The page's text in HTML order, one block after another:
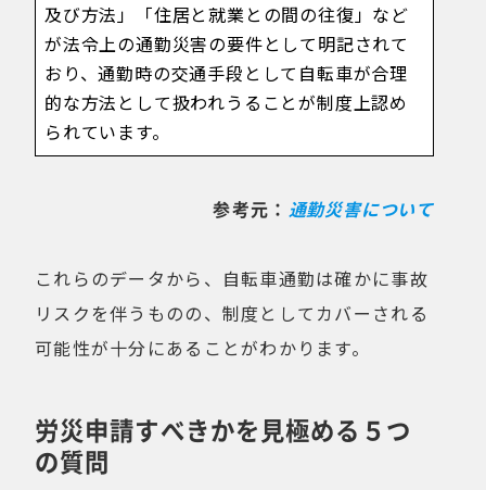
及び方法」「住居と就業との間の往復」など
が法令上の通勤災害の要件として明記されて
おり、通勤時の交通手段として自転車が合理
的な方法として扱われうることが制度上認め
られています。
参考元： 通勤災害について
これらのデータから、自転車通勤は確かに事故
リスクを伴うものの、制度としてカバーされる
可能性が十分にあることがわかります。
労災申請すべきかを見極める５つ
の質問